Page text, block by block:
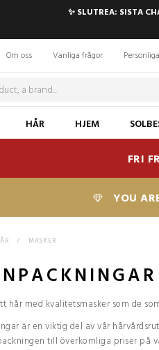
✨ SLUTREA: SISTA
Om oss Vanliga frågor
HÅR HJEM
FRI
YOU
> MASKER
hår med kvalitetsmasker som de
är en viktig del av vår
till överkomliga priser på